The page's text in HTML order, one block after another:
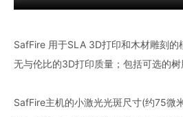
SafFire 用于SLA 3D打印和木材雕刻的
无与伦比的3D打印质量；包括可选的树
SafFire主机的小激光光斑尺寸(约75微